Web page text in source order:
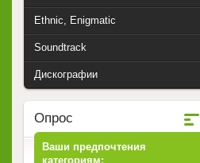
Ethnic, Enigmatic
Soundtrack
Дискографии
Опрос
Ваши предпочтения
категориям: